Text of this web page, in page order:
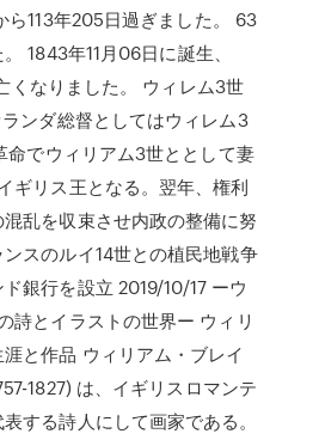
ら113年205日過ぎました。 63
1843年11月06日に誕生、
くなりました。 ウィレム3世
ンダ総督としてはウィレム3
命でウィリアム3世ととして妻
ギリス王となる。翌年、権利
乱を収束させ内政の整備に努
スのルイ14世との植民地戦争
銀行を設立 2019/10/17 ーウ
詩とイラストの世界ー ウィリ
と作品 ウィリアム・ブレイ
1827) は、イギリスロマンテ
する詩人にして画家である。